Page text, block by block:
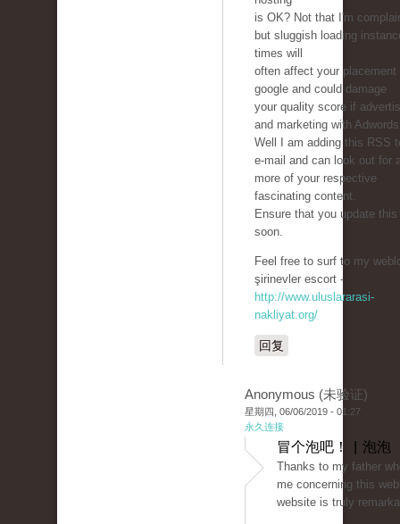
is OK? Not that I'm
but sluggish loading
times will
often affect your placement
google and could damage
your quality score if
and marketing with
Well I am adding this RSS
e-mail and can look out for
more of your respective
fascinating content.
Ensure that you update this
soon.
Feel free to surf to my
şirinevler escort -
http://www.uluslararasi-
nakliyat.org/
回复
Anonymous (未验证)
星期四, 06/06/2019 - 01:27
永久连接
冒个泡吧！ | 泡泡
Thanks to my father
me concerning this
website is truly